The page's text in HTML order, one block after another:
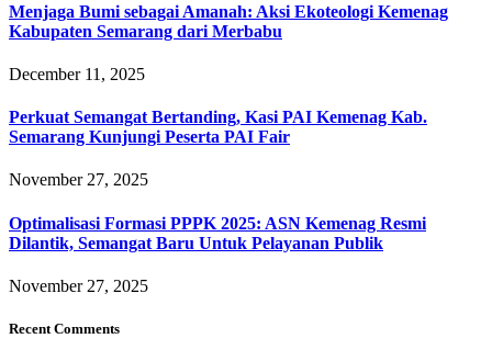
Menjaga Bumi sebagai Amanah: Aksi Ekoteologi Kemenag
Kabupaten Semarang dari Merbabu
December 11, 2025
Perkuat Semangat Bertanding, Kasi PAI Kemenag Kab.
Semarang Kunjungi Peserta PAI Fair
November 27, 2025
Optimalisasi Formasi PPPK 2025: ASN Kemenag Resmi
Dilantik, Semangat Baru Untuk Pelayanan Publik
November 27, 2025
Recent Comments